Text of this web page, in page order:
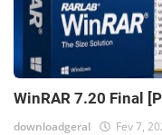
WinRAR 7.20 Final
downloadgeral Fev 7,